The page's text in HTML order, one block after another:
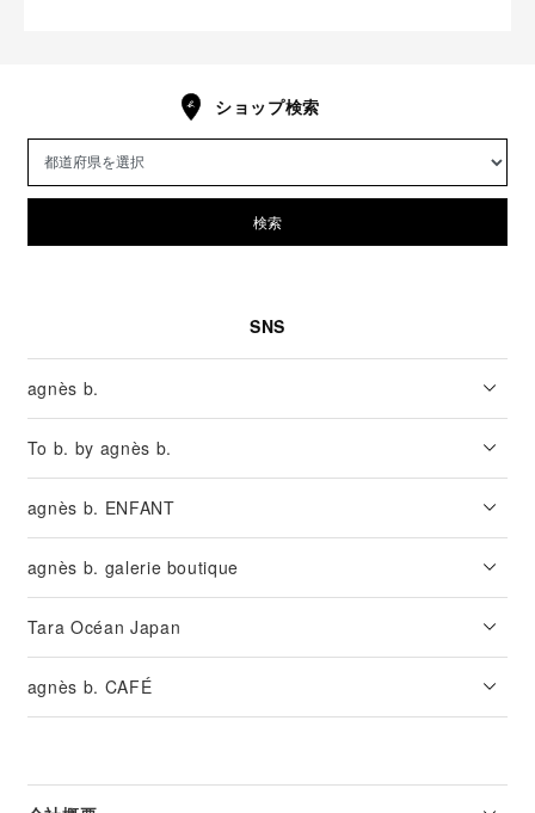
ショップ検索
検索
SNS
agnès b.
To b. by agnès b.
agnès b. ENFANT
agnès b. galerie boutique
Tara Océan Japan
agnès b. CAFÉ